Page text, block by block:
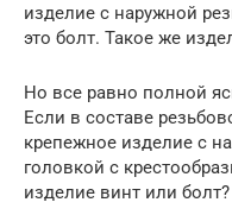
изделие с наружной
это болт. Такое же
Но все равно полной
Если в составе
крепежное изделие с
головкой с
изделие винт или болт?